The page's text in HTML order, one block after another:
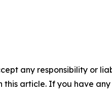
any responsibility or
article. If you have